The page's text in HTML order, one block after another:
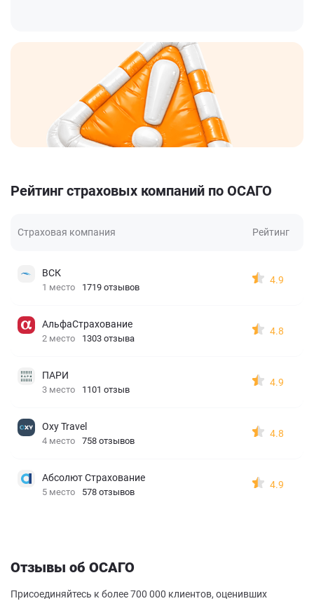
Рейтинг страховых компаний по ОСАГО
Страховая компания Рейтинг
ВСК
1 место 1719 отзывов
4.9
АльфаСтрахование
2 место 1303 отзыва
4.8
ПАРИ
3 место 1101 отзыв
4.9
Oxy Travel
4 место 758 отзывов
4.8
Абсолют Страхование
5 место 578 отзывов
4.9
Отзывы об ОСАГО
Присоединяйтесь к более 700 000 клиентов, оценивших